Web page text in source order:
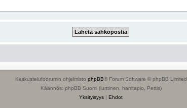
Keskustelufoorumin ohjelmisto phpBB® Forum Software © phpBB Limited
Käännös: phpBB Suomi (lurttinen, harritapio, Pettis)
Yksityisyys | Ehdot